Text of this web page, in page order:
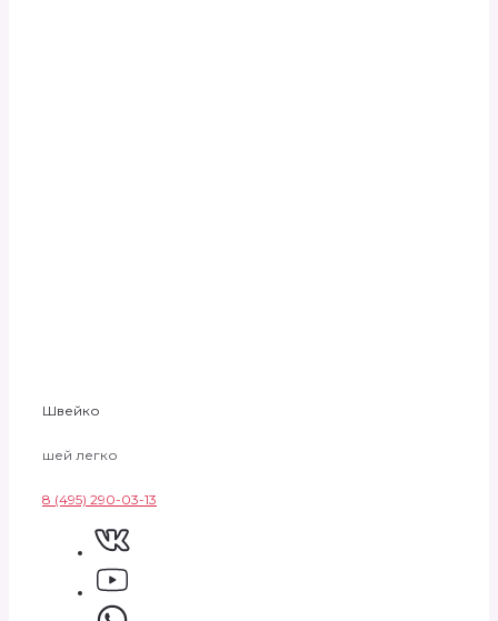
Швейко
шей легко
8 (495) 290-03-13